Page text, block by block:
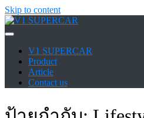
Skip to content
V1 SUPERCAR
V1 SUPERCAR
Product
Article
Contact us